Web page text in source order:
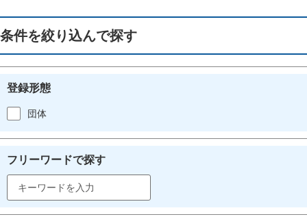
条件を絞り込んで探す
登録形態
団体
フリーワードで探す